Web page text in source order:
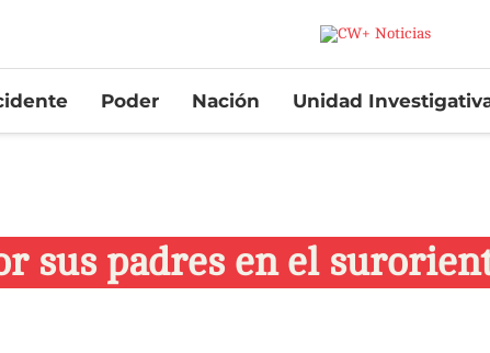
Poder Nación Unidad
sus padres en el